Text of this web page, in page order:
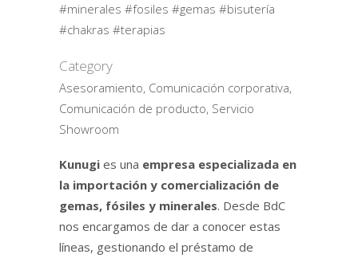
#minerales #fosiles #gemas #bisutería
#chakras #terapias
Category
Asesoramiento, Comunicación corporativa,
Comunicación de producto, Servicio
Showroom
Kunugi es una empresa especializada en
la importación y comercialización de
gemas, fósiles y minerales. Desde BdC
nos encargamos de dar a conocer estas
líneas, gestionando el préstamo de